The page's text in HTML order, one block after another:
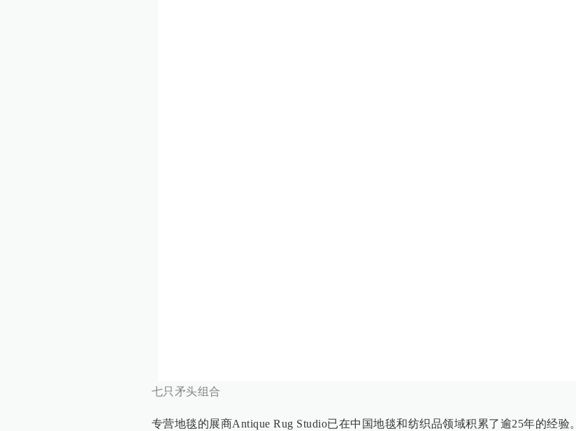
七只矛头组合
专营地毯的展商Antique Rug Studio已在中国地毯和纺织品领域积累了逾25年的经验。